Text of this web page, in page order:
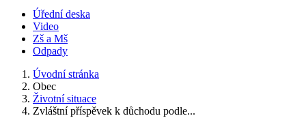
Úřední deska
Video
Zš a Mš
Odpady
Úvodní stránka
Obec
Životní situace
Zvláštní příspěvek k důchodu podle...